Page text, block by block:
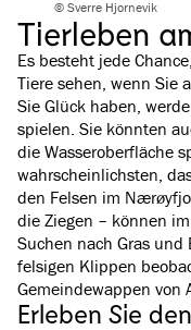
© Sverre Hjornevik
Tierleben
Es besteht jede
Tiere sehen, wenn Sie
Sie Glück haben,
spielen. Sie könnten
die Wasseroberfläche
wahrscheinlichsten,
den Felsen im
die Ziegen – können
Suchen nach Gras
felsigen Klippen
Gemeindewappen von
Erleben Sie